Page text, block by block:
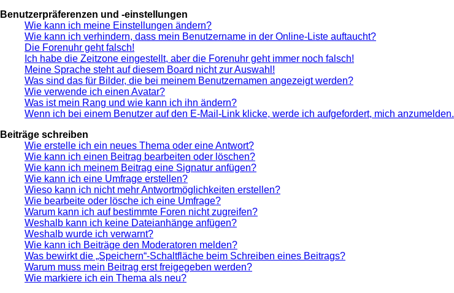
Benutzerpräferenzen und -einstellungen
Wie kann ich meine Einstellungen ändern?
Wie kann ich verhindern, dass mein Benutzername in der Online-Liste auftaucht?
Die Forenuhr geht falsch!
Ich habe die Zeitzone eingestellt, aber die Forenuhr geht immer noch falsch!
Meine Sprache steht auf diesem Board nicht zur Auswahl!
Was sind das für Bilder, die bei meinem Benutzernamen angezeigt werden?
Wie verwende ich einen Avatar?
Was ist mein Rang und wie kann ich ihn ändern?
Wenn ich bei einem Benutzer auf den E-Mail-Link klicke, werde ich aufgefordert, mich anzumelden.
Beiträge schreiben
Wie erstelle ich ein neues Thema oder eine Antwort?
Wie kann ich einen Beitrag bearbeiten oder löschen?
Wie kann ich meinem Beitrag eine Signatur anfügen?
Wie kann ich eine Umfrage erstellen?
Wieso kann ich nicht mehr Antwortmöglichkeiten erstellen?
Wie bearbeite oder lösche ich eine Umfrage?
Warum kann ich auf bestimmte Foren nicht zugreifen?
Weshalb kann ich keine Dateianhänge anfügen?
Weshalb wurde ich verwarnt?
Wie kann ich Beiträge den Moderatoren melden?
Was bewirkt die „Speichern“-Schaltfläche beim Schreiben eines Beitrags?
Warum muss mein Beitrag erst freigegeben werden?
Wie markiere ich ein Thema als neu?